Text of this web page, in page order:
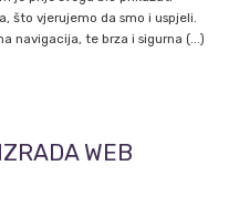
što vjerujemo da smo i uspjeli.
navigacija, te brza i sigurna (...)
WEB